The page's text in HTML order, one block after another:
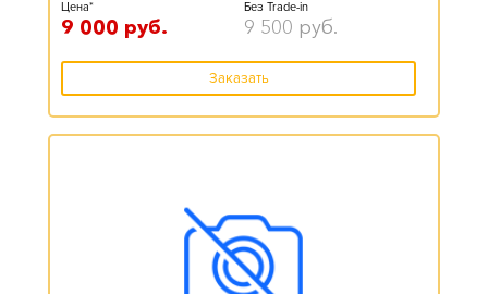
Цена*
9 000 руб.
Без Trade-in
9 500 руб.
Заказать